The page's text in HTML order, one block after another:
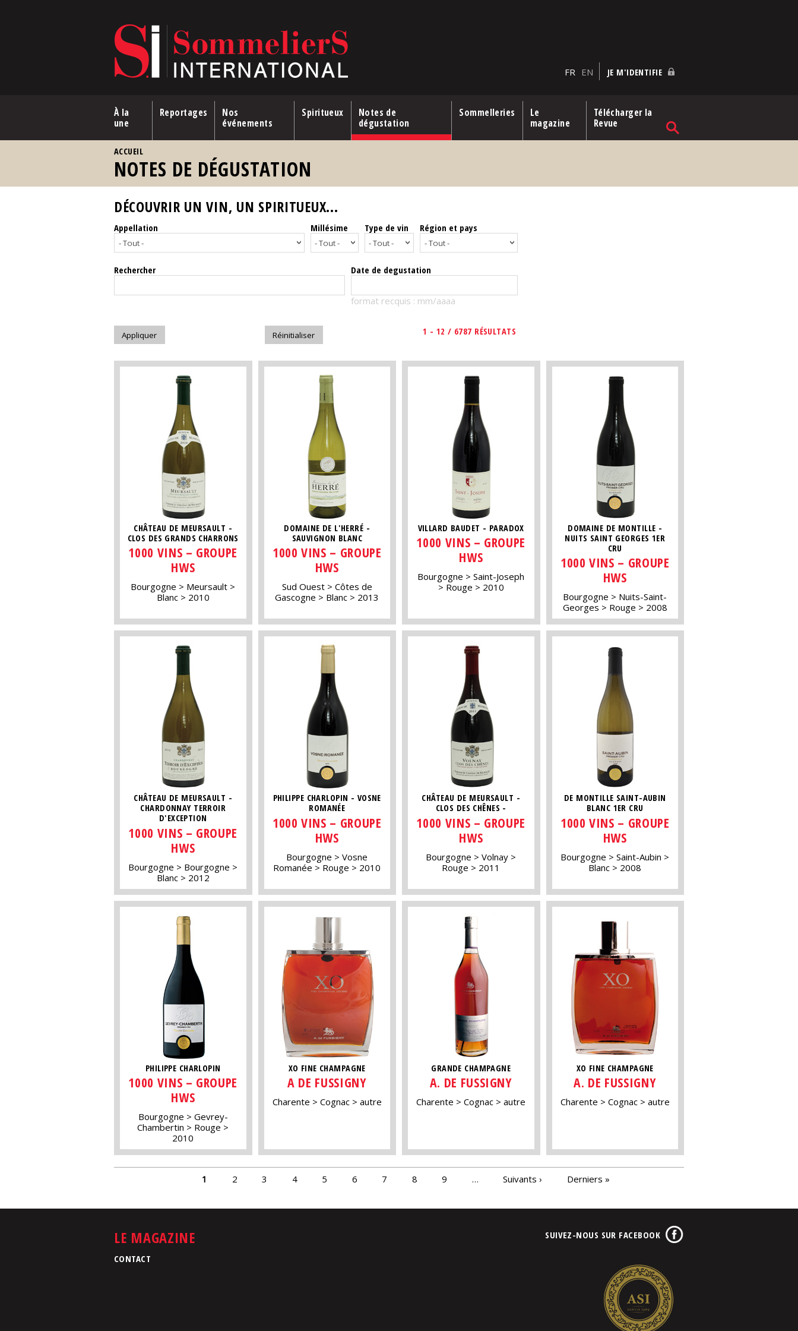
FR EN JE M'IDENTIFIE
À la
une
Reportages
Nos
événements
Spiritueux
Notes de
dégustation
Sommelleries
Le
magazine
Télécharger la
Revue
ACCUEIL
NOTES DE DÉGUSTATION
DÉCOUVRIR UN VIN, UN SPIRITUEUX...
Appellation Millésime Type de vin Région et pays
Rechercher Date de degustation
format recquis : mm/aaaa
1 - 12 / 6787 RÉSULTATS
CHÂTEAU DE MEURSAULT -
CLOS DES GRANDS CHARRONS
1000 VINS – GROUPE
HWS
Bourgogne
Meursault
Blanc
2010
DOMAINE DE L'HERRÉ -
SAUVIGNON BLANC
1000 VINS – GROUPE
HWS
Sud Ouest
Côtes de
Gascogne
Blanc 2013
VILLARD BAUDET - PARADOX
1000 VINS – GROUPE
HWS
Bourgogne
Saint-Joseph
Rouge
2010
DOMAINE DE MONTILLE -
NUITS SAINT GEORGES 1ER
CRU
1000 VINS – GROUPE
HWS
Bourgogne
Nuits-Saint-
Georges
Rouge 2008
CHÂTEAU DE MEURSAULT -
CHARDONNAY TERROIR
D'EXCEPTION
1000 VINS – GROUPE
HWS
Bourgogne
Bourgogne
Blanc
2012
PHILIPPE CHARLOPIN - VOSNE
ROMANÉE
1000 VINS – GROUPE
HWS
Bourgogne
Vosne
Romanée
Rouge 2010
CHÂTEAU DE MEURSAULT -
CLOS DES CHÊNES -
1000 VINS – GROUPE
HWS
Bourgogne
Volnay
Rouge
2011
DE MONTILLE SAINT-AUBIN
BLANC 1ER CRU
1000 VINS – GROUPE
HWS
Bourgogne
Saint-Aubin
Blanc
2008
PHILIPPE CHARLOPIN
1000 VINS – GROUPE
HWS
Bourgogne
Gevrey-
Chambertin
Rouge
2010
XO FINE CHAMPAGNE
A DE FUSSIGNY
Charente Cognac autre
GRANDE CHAMPAGNE
A. DE FUSSIGNY
Charente Cognac autre
XO FINE CHAMPAGNE
A. DE FUSSIGNY
Charente Cognac autre
1 2 3 4 5 6 7 8 9 … Suivants › Derniers »
LE MAGAZINE
CONTACT
SUIVEZ-NOUS SUR FACEBOOK